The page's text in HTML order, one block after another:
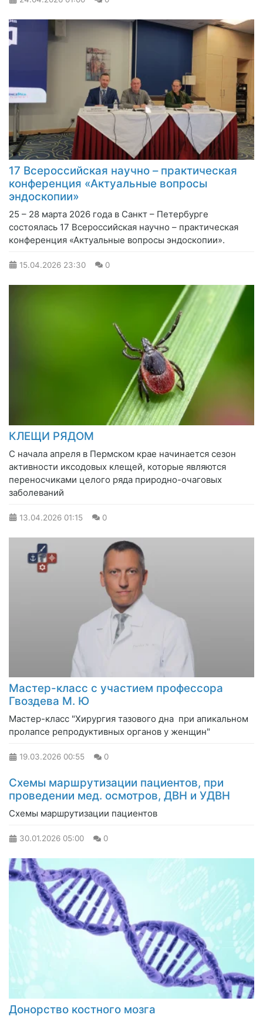
17 Всероссийская научно – практическая
конференция «Актуальные вопросы
эндоскопии»
25 – 28 марта 2026 года в Санкт – Петербурге
состоялась 17 Всероссийская научно – практическая
конференция «Актуальные вопросы эндоскопии».
15.04.2026 23:30 0
КЛЕЩИ РЯДОМ
С начала апреля в Пермском крае начинается сезон
активности иксодовых клещей, которые являются
переносчиками целого ряда природно-очаговых
заболеваний
13.04.2026 01:15 0
Мастер-класс с участием профессора
Гвоздева М. Ю
Мастер-класс "Хирургия тазового дна при апикальном
пролапсе репродуктивных органов у женщин"
19.03.2026 00:55 0
Схемы маршрутизации пациентов, при
проведении мед. осмотров, ДВН и УДВН
Схемы маршрутизации пациентов
30.01.2026 05:00 0
Донорство костного мозга